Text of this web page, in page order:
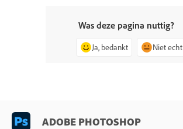
Was deze pagina nuttig?
Ja, bedankt Niet echt
ADOBE PHOTOSHOP